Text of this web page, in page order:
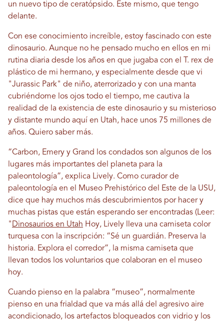
un nuevo tipo de ceratópsido. Este mismo, que tengo
delante.
Con ese conocimiento increíble, estoy fascinado con este
dinosaurio. Aunque no he pensado mucho en ellos en mi
rutina diaria desde los años en que jugaba con el T. rex de
plástico de mi hermano, y especialmente desde que vi
"Jurassic Park" de niño, aterrorizado y con una manta
cubriéndome los ojos todo el tiempo, me cautiva la
realidad de la existencia de este dinosaurio y su misterioso
y distante mundo aquí en Utah, hace unos 75 millones de
años. Quiero saber más.
“Carbon, Emery y Grand los condados son algunos de los
lugares más importantes del planeta para la
paleontología”, explica Lively. Como curador de
paleontología en el Museo Prehistórico del Este de la USU,
dice que hay muchos más descubrimientos por hacer y
muchas pistas que están esperando ser encontradas (Leer:
" Dinosaurios en Utah Hoy, Lively lleva una camiseta color
turquesa con la inscripción: “Sé un guardián. Preserva la
historia. Explora el corredor”, la misma camiseta que
llevan todos los voluntarios que colaboran en el museo
hoy.
Cuando pienso en la palabra “museo”, normalmente
pienso en una frialdad que va más allá del agresivo aire
acondicionado, los artefactos bloqueados con vidrio y los